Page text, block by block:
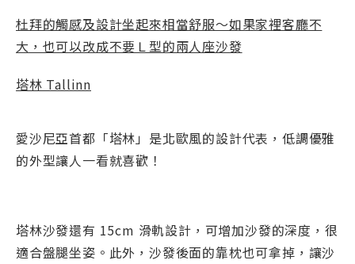
杜拜的觸感及設計坐起來相當舒服～如果家裡客廳不
大，也可以改成不要Ｌ型的兩人座沙發
塔林 Tallinn
愛沙尼亞首都「塔林」是北歐風的設計代表，低調優雅
的外型讓人一看就喜歡！
塔林沙發還有 15cm 滑軌設計，可增加沙發的深度，很
適合盤腿坐姿。此外，沙發後面的靠枕也可拿掉，讓沙